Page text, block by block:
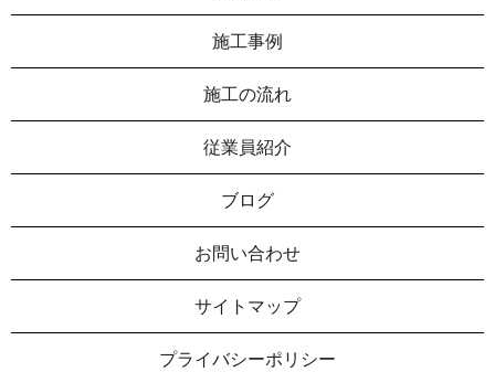
施工事例
施工の流れ
従業員紹介
ブログ
お問い合わせ
サイトマップ
プライバシーポリシー